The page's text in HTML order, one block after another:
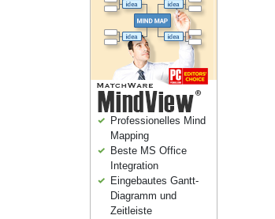
Professionelles Mind
Mapping
Beste MS Office
Integration
Eingebautes Gantt-
Diagramm und
Zeitleiste